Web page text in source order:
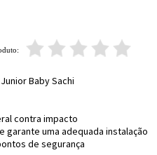
Baby Sachi
contra impacto
garante uma adequada instalação
de segurança